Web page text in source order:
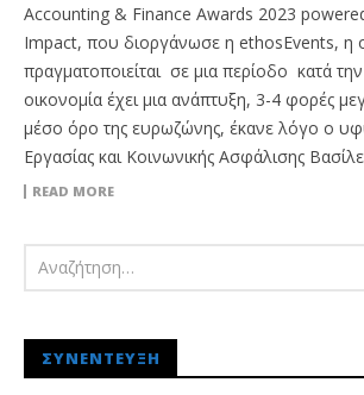
Accounting & Finance Awards 2023
Impact, που διοργάνωσε η ethosEvents, η
πραγματοποιείται σε μια περίοδο κατά
οικονομία έχει μια ανάπτυξη, 3-4 φορές
μέσο όρο της ευρωζώνης, έκανε λόγο ο
Εργασίας και Κοινωνικής Ασφάλισης
READ MORE
ΣΥΝΈΝΤΕΥΞΗ